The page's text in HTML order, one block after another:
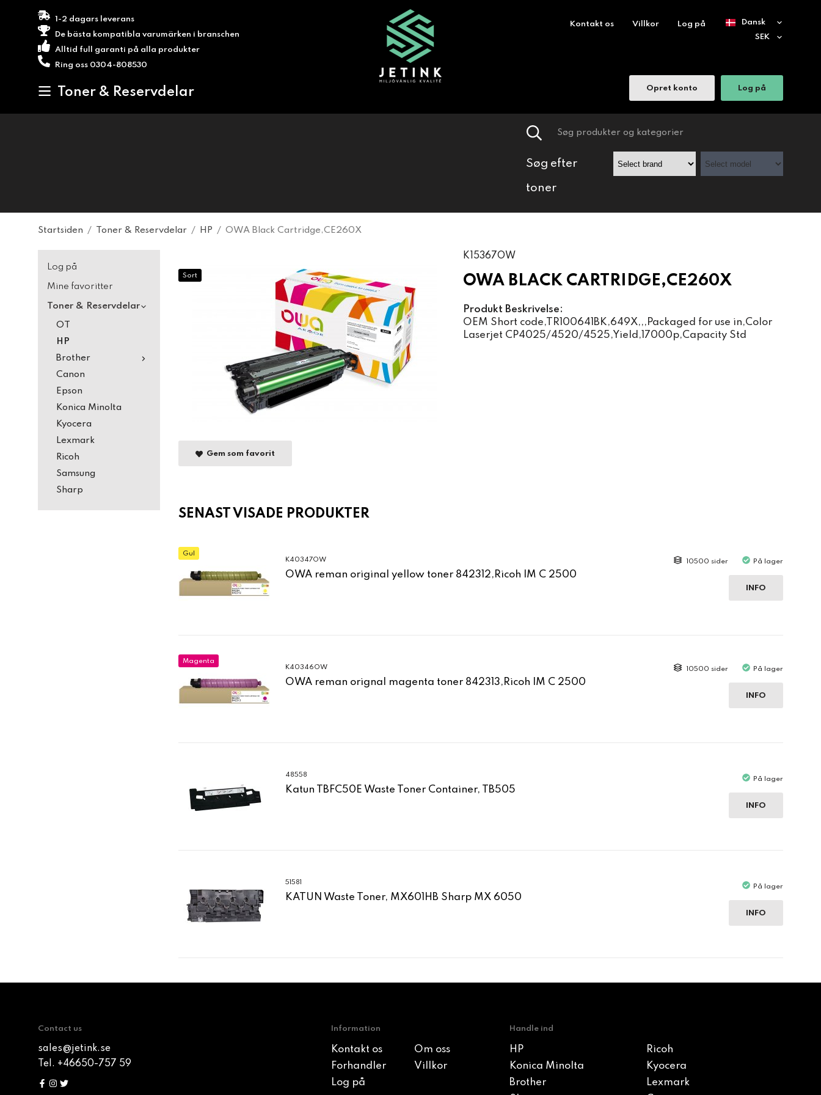
1-2 dagars leverans
De bästa kompatibla varumärken i branschen
Alltid full garanti på alla produkter
Ring oss 0304-808530
Toner & Reservdelar
Kontakt os Villkor Log på
Opret konto Log på
Søg efter
toner
Startsiden / Toner & Reservdelar / HP / OWA Black Cartridge,CE260X
Log på
Mine favoritter
Toner & Reservdelar
OT
HP
Brother
Canon
Epson
Konica Minolta
Kyocera
Lexmark
Ricoh
Samsung
Sharp
Sort
K15367OW
OWA BLACK CARTRIDGE,CE260X
Produkt Beskrivelse:
OEM Short code,TR100641BK,649X,,,Packaged for use in,Color
Laserjet CP4025/4520/4525,Yield,17000p,Capacity Std
Gem som favorit
SENAST VISADE PRODUKTER
Gul
K40347OW
OWA reman original yellow toner 842312,Ricoh IM C 2500
10500 sider På lager
INFO
Magenta
K40346OW
OWA reman orignal magenta toner 842313,Ricoh IM C 2500
10500 sider På lager
INFO
48558
Katun TBFC50E Waste Toner Container, TB505
På lager
INFO
51581
KATUN Waste Toner, MX601HB Sharp MX 6050
På lager
INFO
Contact us
sales@jetink.se
Tel. +46650-757 59
Information
Kontakt os
Om oss
Forhandler
Villkor
Log på
Handle ind
HP
Ricoh
Konica Minolta
Kyocera
Brother
Lexmark